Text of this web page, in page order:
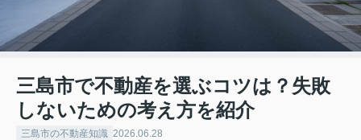
三島市で不動産を選ぶコツは？失敗
しないための考え方を紹介
三島市の不動産知識 2026.06.28